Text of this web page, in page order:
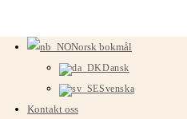
Norsk bokmål
Dansk
Svenska
Kontakt oss